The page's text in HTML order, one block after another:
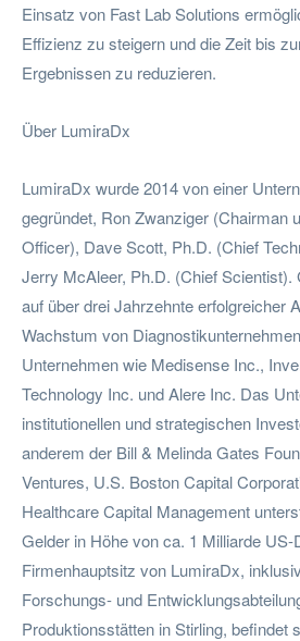
Einsatz von Fast Lab Solutions
Effizienz zu steigern und die Zeit bis
Ergebnissen zu reduzieren.
Über LumiraDx
LumiraDx wurde 2014 von einer
gegründet, Ron Zwanziger (Chairman
Officer), Dave Scott, Ph.D. (Chief
Jerry McAleer, Ph.D. (Chief
auf über drei Jahrzehnte erfolgreicher
Wachstum von
Unternehmen wie Medisense Inc.,
Technology Inc. und Alere Inc. Das
institutionellen und strategischen
anderem der Bill & Melinda Gates
Ventures, U.S. Boston Capital
Healthcare Capital Management
Gelder in Höhe von ca. 1 Milliarde
Firmenhauptsitz von LumiraDx,
Forschungs- und
Produktionsstätten in Stirling, befindet